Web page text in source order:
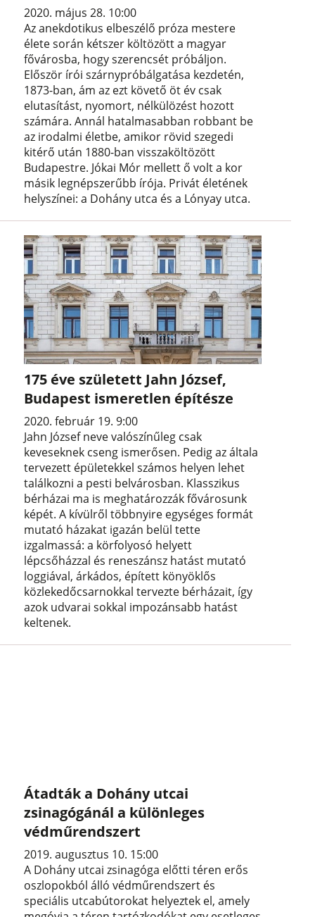
2020. május 28. 10:00
Az anekdotikus elbeszélő próza mestere
élete során kétszer költözött a magyar
fővárosba, hogy szerencsét próbáljon.
Először írói szárnypróbálgatása kezdetén,
1873-ban, ám az ezt követő öt év csak
elutasítást, nyomort, nélkülözést hozott
számára. Annál hatalmasabban robbant be
az irodalmi életbe, amikor rövid szegedi
kitérő után 1880-ban visszaköltözött
Budapestre. Jókai Mór mellett ő volt a kor
másik legnépszerűbb írója. Privát életének
helyszínei: a Dohány utca és a Lónyay utca.
175 éve született Jahn József,
Budapest ismeretlen építésze
2020. február 19. 9:00
Jahn József neve valószínűleg csak
keveseknek cseng ismerősen. Pedig az általa
tervezett épületekkel számos helyen lehet
találkozni a pesti belvárosban. Klasszikus
bérházai ma is meghatározzák fővárosunk
képét. A kívülről többnyire egységes formát
mutató házakat igazán belül tette
izgalmassá: a körfolyosó helyett
lépcsőházzal és reneszánsz hatást mutató
loggiával, árkádos, épített könyöklős
közlekedőcsarnokkal tervezte bérházait, így
azok udvarai sokkal impozánsabb hatást
keltenek.
Átadták a Dohány utcai
zsinagógánál a különleges
védműrendszert
2019. augusztus 10. 15:00
A Dohány utcai zsinagóga előtti téren erős
oszlopokból álló védműrendszert és
speciális utcabútorokat helyeztek el, amely